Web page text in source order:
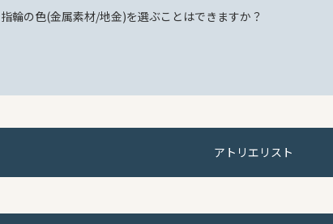
指輪の色(金属素材/地金)を選ぶことはできますか？
アトリエリスト